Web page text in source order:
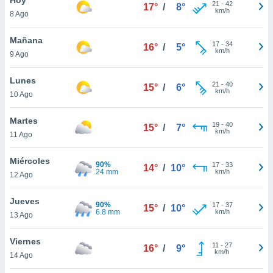
y
en
más
de
8 Ago
17° / 8° 21 - 42
km/h
Mañana
9 Ago
16° / 5° 17- 34
km/h
Lunes
10 Ago
15° / 6° 21 - 40
km/h
Martes
11 Ago
15° / 7° 19- 40
km/h
Miércoles
12 Ago
90%
24 mm
14° / 10° 17- 33
km/h
Jueves
13 Ago
90%
6.8 mm
15° / 10° 17- 37
km/h
Viernes
14 Ago
16° / 9° 11 - 27
km/h